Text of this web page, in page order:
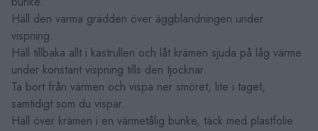
Häll den varma grädden över äggblandningen under
vispning.
Häll tillbaka allt i kastrullen och låt krämen sjuda på låg värme
under konstant vispning tills den tjocknar.
Ta bort från värmen och vispa ner smöret, lite i taget,
samtidigt som du vispar.
Häll över krämen i en värmetålig bunke, täck med plastfolie